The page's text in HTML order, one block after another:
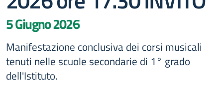
5 Giugno 2026
Manifestazione conclusiva dei corsi musicali
tenuti nelle scuole secondarie di 1° grado
dell'Istituto.